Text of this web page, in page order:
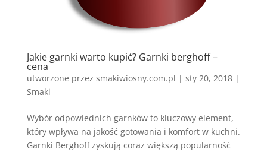
Jakie garnki warto kupić? Garnki berghoff –
cena
utworzone przez smakiwiosny.com.pl | sty 20, 2018|
Smaki
Wybór odpowiednich garnków to kluczowy element,
który wpływa na jakość gotowania i komfort w kuchni.
Garnki Berghoff zyskują coraz większą popularność